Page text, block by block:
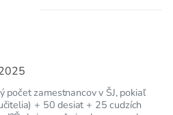
počet zamestnancov v ŠJ, pokiaľ
+ 50 desiat + 25 cudzích